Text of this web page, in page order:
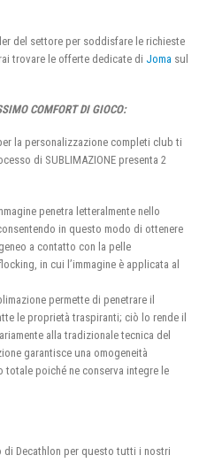
del settore per soddisfare le richieste
trovare le offerte dedicate di Joma sul
COMFORT DI GIOCO:
la personalizzazione completi club ti
di SUBLIMAZIONE presenta 2
penetra letteralmente nello
in questo modo di ottenere
a contatto con la pelle
in cui l’immagine è applicata al
permette di penetrare il
le proprietà traspiranti; ciò lo rende il
alla tradizionale tecnica del
garantisce una omogeneità
poiché ne conserva integre le
di Decathlon per questo tutti i nostri